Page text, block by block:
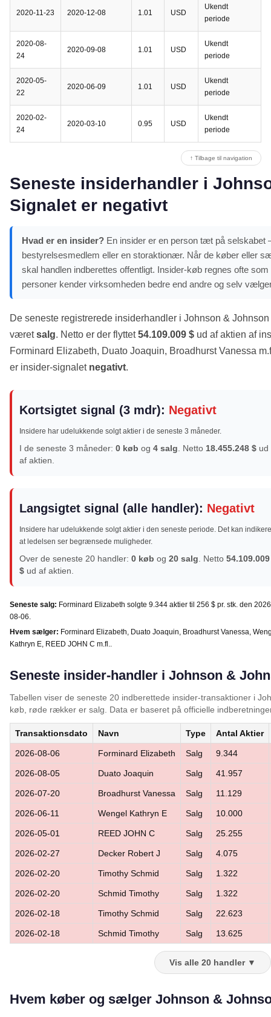
2020-11-23 2020-12-08 1.01 USD
Ukendt
periode
2020-08-
24
2020-09-08 1.01 USD
Ukendt
periode
2020-05-
22
2020-06-09 1.01 USD
Ukendt
periode
2020-02-
24
2020-03-10 0.95 USD
Ukendt
periode
↑ Tilbage til navigation
Seneste insiderhandler i
Signalet er negativt
Hvad er en insider? En insider er en person tæt på selskabet
bestyrelsesmedlem eller en storaktionær. Når de køber eller
skal handlen indberettes offentligt. Insider-køb regnes ofte
personer kender virksomheden bedre end andre og selv
De seneste registrerede insiderhandler i Johnson &
væretsalg. Netto er der flyttet54.109.009 $ ud af aktien af
Forminard Elizabeth, Duato Joaquin, Broadhurst Vanessa
er insider-signalet negativt.
Kortsigtet signal (3 mdr): Negativt
Insidere har udelukkende solgt aktier i de seneste 3 måneder.
I de seneste 3 måneder: 0 køb og 4 salg. Netto 18.455.248 $ ud
af aktien.
Langsigtet signal (alle handler): Negativt
Insidere har udelukkende solgt aktier i den seneste periode. Det kan
at ledelsen ser begrænsede muligheder.
Over de seneste 20 handler: 0 køb og 20 salg. Netto 54.109.009
$ ud af aktien.
Seneste salg: Forminard Elizabeth solgte 9.344 aktier til 256 $ pr. stk. den
08-06.
Hvem sælger: Forminard Elizabeth, Duato Joaquin, Broadhurst Vanessa,
Kathryn E, REED JOHN C m.fl..
Seneste insider-handler i Johnson &
Tabellen viser de seneste 20 indberettede insider-transaktioner i
køb, røde rækker er salg. Data er baseret på officielle
Transaktionsdato Navn Type Antal Aktier
2026-08-06 Forminard Elizabeth Salg 9.344
2026-08-05 Duato Joaquin Salg 41.957
2026-07-20 Broadhurst Vanessa Salg 11.129
2026-06-11 Wengel Kathryn E Salg 10.000
2026-05-01 REED JOHN C Salg 25.255
2026-02-27 Decker Robert J Salg 4.075
2026-02-20 Timothy Schmid Salg 1.322
2026-02-20 Schmid Timothy Salg 1.322
2026-02-18 Timothy Schmid Salg 22.623
2026-02-18 Schmid Timothy Salg 13.625
Vis alle 20 handler ▼
Hvem køber og sælger Johnson &